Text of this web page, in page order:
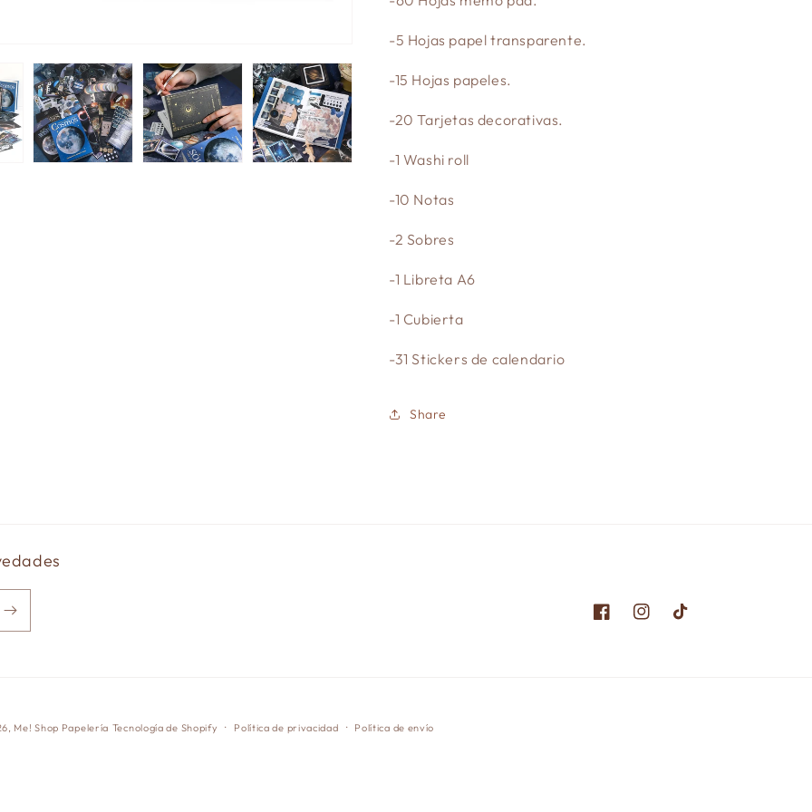
-5 Hojas papel transparente.
-15 Hojas papeles.
-20 Tarjetas decorativas.
-1 Washi roll
-10 Notas
-2 Sobres
-1 Libreta A6
-1 Cubierta
-31 Stickers de calendario
Share
FacebookInstagramTikTok
Me! Shop Papelería Tecnología de Shopify Política de privacidad Política de envío